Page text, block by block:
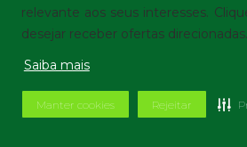
relevante aos seus interesses.
desejar receber ofertas direcionadas.
Saiba mais
Manter cookies Rejeitar